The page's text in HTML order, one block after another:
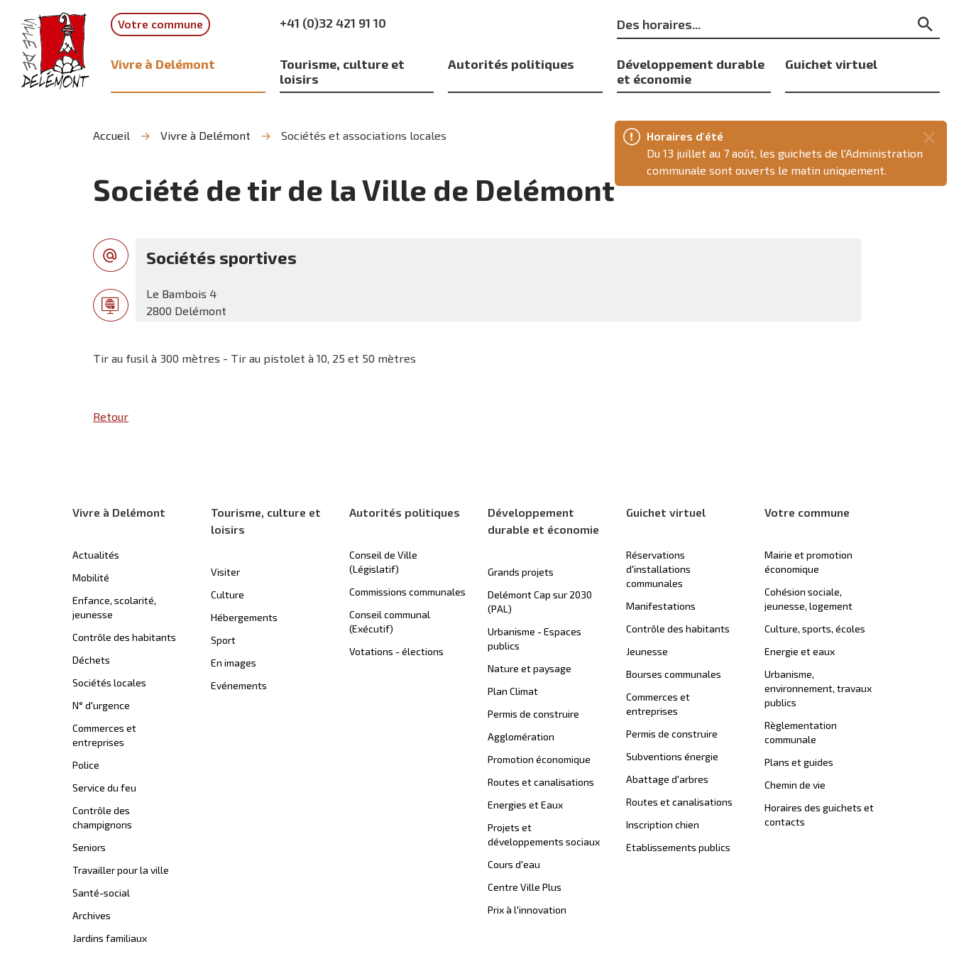
recherche
contenu
navigation
Horaires d'été
Du 13 juillet au 7 août, les guichets de l'Administration
communale sont ouverts le matin uniquement.
Votre commune +41 (0)32 421 91 10
Mots
clés
Vivre à Delémont
Tourisme, culture et
loisirs
Autorités politiques
Développement durable
et économie
Guichet virtuel
Accueil Vivre à Delémont Sociétés et associations locales
Société de tir de la Ville de Delémont
Sociétés sportives
Le Bambois 4
2800 Delémont
Tir au fusil à 300 mètres - Tir au pistolet à 10, 25 et 50 mètres
Retour
Vivre à Delémont
Actualités
Mobilité
Enfance, scolarité,
jeunesse
Contrôle des habitants
Déchets
Sociétés locales
N° d'urgence
Commerces et
entreprises
Police
Service du feu
Contrôle des
champignons
Seniors
Travailler pour la ville
Santé-social
Archives
Jardins familiaux
Tourisme, culture et
loisirs
Visiter
Culture
Hébergements
Sport
En images
Evénements
Autorités politiques
Conseil de Ville
(Législatif)
Commissions communales
Conseil communal
(Exécutif)
Votations - élections
Développement
durable et économie
Grands projets
Delémont Cap sur 2030
(PAL)
Urbanisme - Espaces
publics
Nature et paysage
Plan Climat
Permis de construire
Agglomération
Promotion économique
Routes et canalisations
Energies et Eaux
Projets et
développements sociaux
Cours d'eau
Centre Ville Plus
Prix à l'innovation
Guichet virtuel
Réservations
d'installations
communales
Manifestations
Contrôle des habitants
Jeunesse
Bourses communales
Commerces et
entreprises
Permis de construire
Subventions énergie
Abattage d'arbres
Routes et canalisations
Inscription chien
Etablissements publics
Votre commune
Mairie et promotion
économique
Cohésion sociale,
jeunesse, logement
Culture, sports, écoles
Energie et eaux
Urbanisme,
environnement, travaux
publics
Règlementation
communale
Plans et guides
Chemin de vie
Horaires des guichets et
contacts